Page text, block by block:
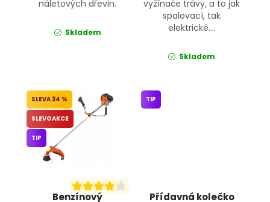
náletových dřevin.
Skladem
vyžínače trávy, a to jak
spalovací, tak
elektrické....
Skladem
Benzínový
34 %
SLEVOAKCE
TIP
Přídavná kolečko
TIP